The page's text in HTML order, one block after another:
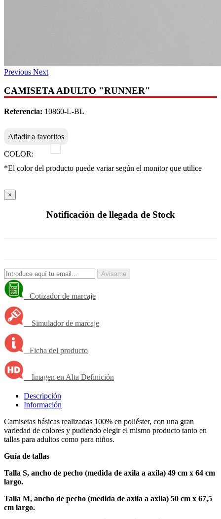
Previous Next
CAMISETA ADULTO "RUNNER"
Referencia: 10860-L-BL
Añadir a favoritos
COLOR:
*El color del producto puede variar según el monitor que utilice
×
Notificación de llegada de Stock
Avisame
Cotizador de marcaje
Simulador de marcaje
Ficha del producto
Imagen en Alta Definición
Descripción
Información
Camisetas básicas realizadas 100% en poliéster, con una gran
variedad de colores y pudiendo elegir el mismo producto tanto en
tallas para adultos como para niños.
Guía de tallas
Talla S, ancho de pecho (medida de axila a axila) 49 cm x 64 cm
largo.
Talla M, ancho de pecho (medida de axila a axila) 50 cm x 67,5
cm largo.